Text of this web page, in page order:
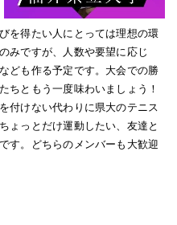
を得たい人にとっては理想の環
みですが、人数や要望に応じ
ども作る予定です。大会での勝
ちともう一度味わいましょう！
付けない代わりに県大のテニス
ょっとだけ運動したい、友達と
す。どちらのメンバーも大歓迎